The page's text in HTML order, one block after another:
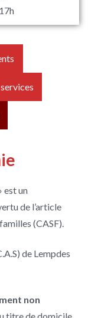
est un
de l’article
(CASF).
de Lempdes
non